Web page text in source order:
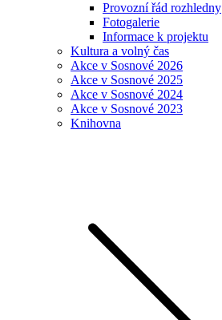
Provozní řád rozhledny
Fotogalerie
Informace k projektu
Kultura a volný čas
Akce v Sosnové 2026
Akce v Sosnové 2025
Akce v Sosnové 2024
Akce v Sosnové 2023
Knihovna